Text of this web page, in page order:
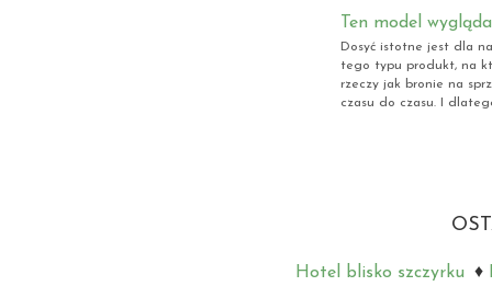
Ten model
Dosyć istotne jest dla
tego typu produkt, na
rzeczy jak bronie na
czasu do czasu. I
Hotel blisko szczyrku